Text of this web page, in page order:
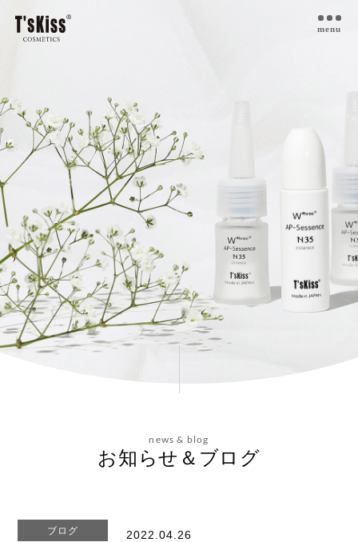
私たちのプラセンタ
開発インタビュー
商品一覧
取扱ご検討サロン様へ
お取扱サロン
お知らせ・ブログ
会社概要
お問い合わせ
menu
news & blog
お知らせ＆ブログ
ブログ 2022.04.26